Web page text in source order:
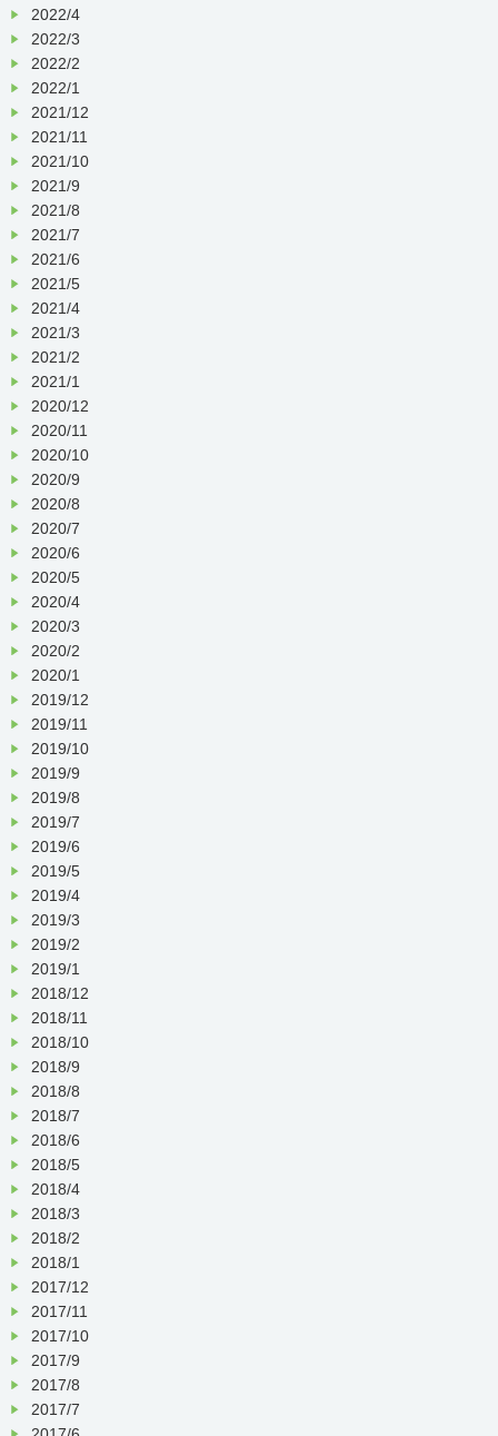
2022/4
2022/3
2022/2
2022/1
2021/12
2021/11
2021/10
2021/9
2021/8
2021/7
2021/6
2021/5
2021/4
2021/3
2021/2
2021/1
2020/12
2020/11
2020/10
2020/9
2020/8
2020/7
2020/6
2020/5
2020/4
2020/3
2020/2
2020/1
2019/12
2019/11
2019/10
2019/9
2019/8
2019/7
2019/6
2019/5
2019/4
2019/3
2019/2
2019/1
2018/12
2018/11
2018/10
2018/9
2018/8
2018/7
2018/6
2018/5
2018/4
2018/3
2018/2
2018/1
2017/12
2017/11
2017/10
2017/9
2017/8
2017/7